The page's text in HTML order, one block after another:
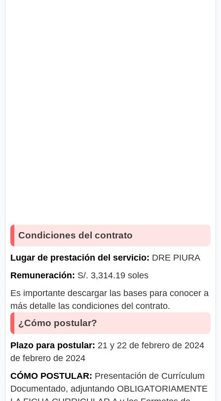
Condiciones del contrato
Lugar de prestación del servicio: DRE PIURA
Remuneración: S/. 3,314.19 soles
Es importante descargar las bases para conocer a
más detalle las condiciones del contrato.
¿Cómo postular?
Plazo para postular: 21 y 22 de febrero de 2024
de febrero de 2024
CÓMO POSTULAR: Presentación de Currículum
Documentado, adjuntando OBLIGATORIAMENTE